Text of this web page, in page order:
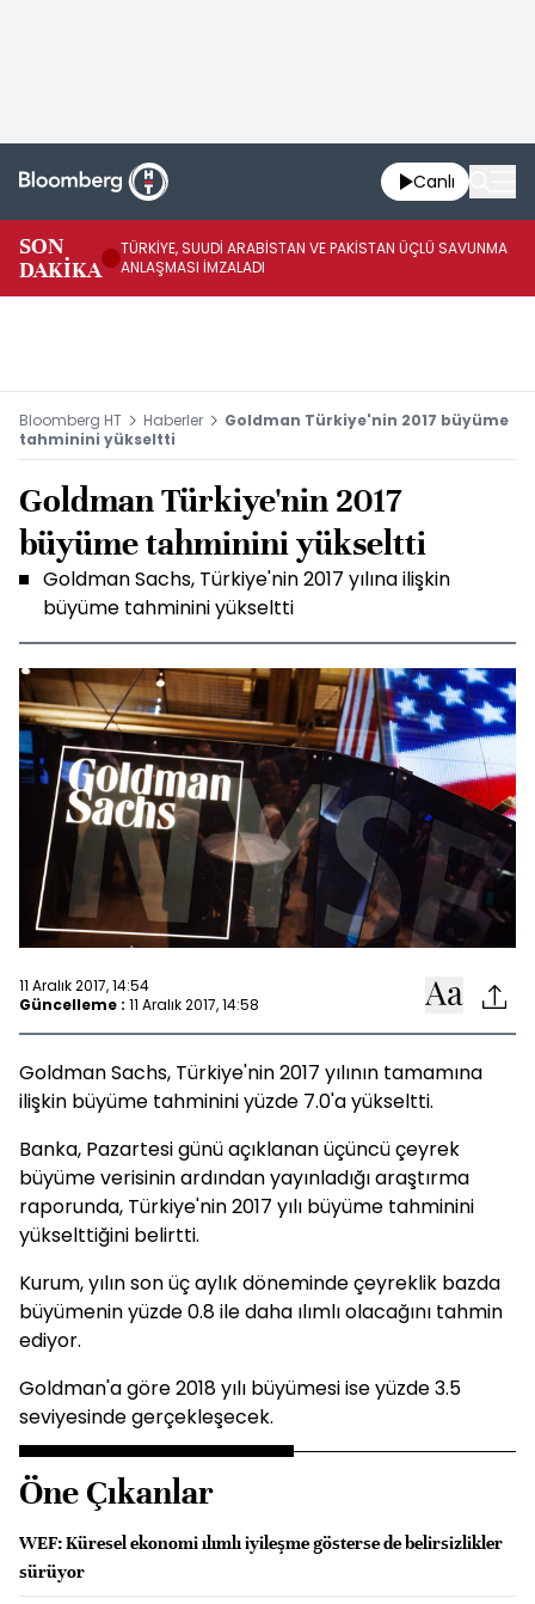
Canlı
SON
DAKİKA
TÜRKİYE, SUUDİ ARABİSTAN VE PAKİSTAN ÜÇLÜ SAVUNMA
ANLAŞMASI İMZALADI
Bloomberg HT Haberler
Goldman Türkiye'nin 2017 büyüme
tahminini yükseltti
Goldman Türkiye'nin 2017
büyüme tahminini yükseltti
Goldman Sachs, Türkiye'nin 2017 yılına ilişkin
büyüme tahminini yükseltti
11 Aralık 2017, 14:54
Güncelleme : 11 Aralık 2017, 14:58
Goldman Sachs, Türkiye'nin 2017 yılının tamamına
ilişkin büyüme tahminini yüzde 7.0'a yükseltti.
Banka, Pazartesi günü açıklanan üçüncü çeyrek
büyüme verisinin ardından yayınladığı araştırma
raporunda, Türkiye'nin 2017 yılı büyüme tahminini
yükselttiğini belirtti.
Kurum, yılın son üç aylık döneminde çeyreklik bazda
büyümenin yüzde 0.8 ile daha ılımlı olacağını tahmin
ediyor.
Goldman'a göre 2018 yılı büyümesi ise yüzde 3.5
seviyesinde gerçekleşecek.
Öne Çıkanlar
WEF: Küresel ekonomi ılımlı iyileşme gösterse de belirsizlikler
sürüyor